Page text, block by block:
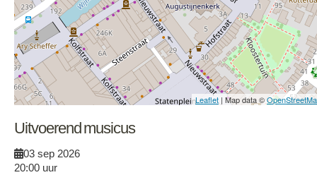
Leaflet | Map data ©
Uitvoerend musicus
03 sep 2026
20:00 uur